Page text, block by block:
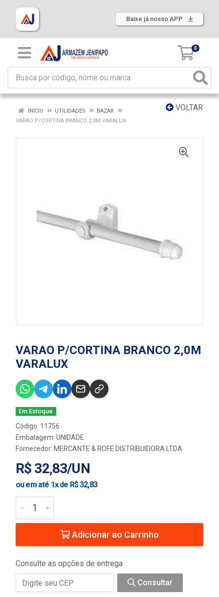
Baixe já nosso APP
0
VOLTAR
INÍCIO UTILIDADES
BAZAR
VARAO P/CORTINA BRANCO 2,0M VARALUX
VARAO P/CORTINA BRANCO 2,0M
VARALUX
Em Estoque
Código: 11756
Embalagem: UNIDADE
Fornecedor: MERCANTE & ROFE DISTRIBUIDORA LTDA
R$ 32,83/UN
ou em até 1x de R$ 32,83
Adicionar ao Carrinho
Consulte as opções de entrega
Consultar